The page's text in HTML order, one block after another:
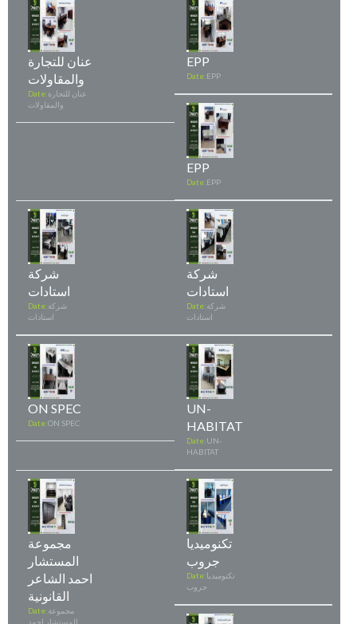
عنان للتجارة
والمقاولات
Date:عنان للتجارة
والمقاولات
EPP
Date:EPP
EPP
Date:EPP
شركة
استادات
Date:شركة
استادات
شركة
استادات
Date:شركة
استادات
ON SPEC
Date:ON SPEC
UN-
HABITAT
Date:UN-
HABITAT
مجموعة
المستشار
احمد الشاعر
القانونية
Date:مجموعة
المستشار احمد
تكنوميديا
جروب
Date:تكنوميديا
جروب